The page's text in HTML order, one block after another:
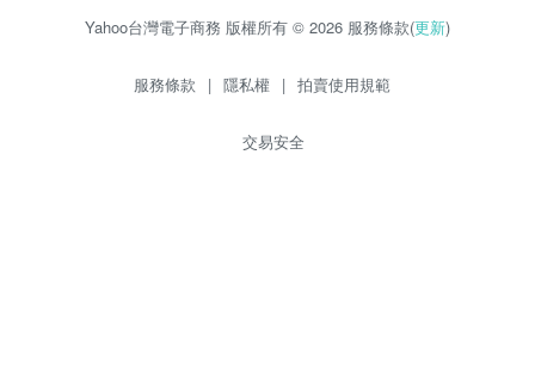
Yahoo台灣電子商務 版權所有 © 2026 服務條款(更新)
服務條款 | 隱私權 | 拍賣使用規範
交易安全